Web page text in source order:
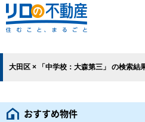
大田区 × 「中学校：大森第三」 の検索結
おすすめ物件